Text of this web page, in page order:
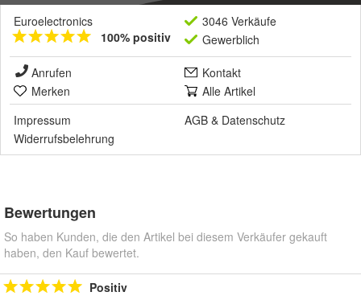
Euroelectronics
100% positiv
3046 Verkäufe
Gewerblich
Anrufen
Kontakt
Merken
Alle Artikel
Impressum
AGB & Datenschutz
Widerrufsbelehrung
Bewertungen
So haben Kunden, die den Artikel bei diesem Verkäufer gekauft
haben, den Kauf bewertet.
Positiv